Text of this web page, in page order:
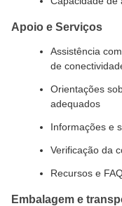
Apoio e Serviços
Assistência
de
Orientações
adequados
Informações e
Verificação da
Recursos e
Embalagem e